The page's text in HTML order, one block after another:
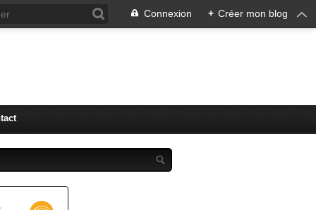
Connexion + Créer mon blog